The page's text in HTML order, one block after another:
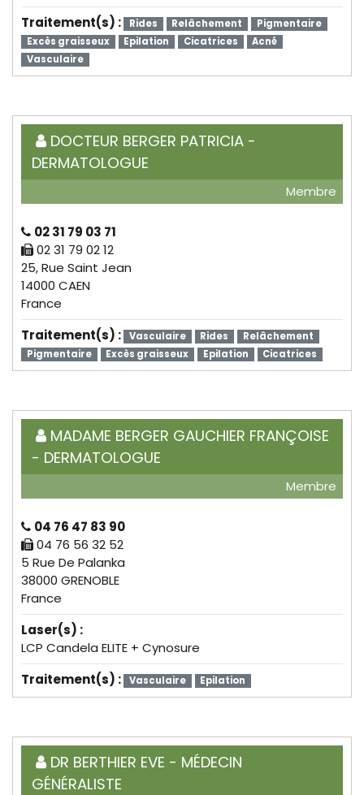
Traitement(s) :
Rides Relâchement
Pigmentaire
Excès graisseux
Epilation Cicatrices
Acné
Vasculaire
DOCTEUR BERGER PATRICIA -
DERMATOLOGUE
Membre
02 31 79 03 71
02 31 79 02 12
25, Rue Saint Jean
14000 CAEN
France
Traitement(s) :
Vasculaire Rides
Relâchement
Pigmentaire
Excès graisseux Epilation Cicatrices
MADAME BERGER GAUCHIER FRANÇOISE
- DERMATOLOGUE
Membre
04 76 47 83 90
04 76 56 32 52
5 Rue De Palanka
38000 GRENOBLE
France
Laser(s) :
LCP Candela ELITE + Cynosure
Traitement(s) :
Vasculaire Epilation
DR BERTHIER EVE - MÉDECIN
GÉNÉRALISTE